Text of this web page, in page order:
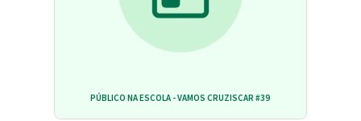
PÚBLICO NA ESCOLA - VAMOS CRUZISCAR #39